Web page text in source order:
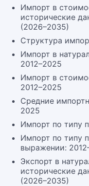
Импорт в
исторические
(2026–2035)
Структура
Импорт в
2012–2025
Импорт в
2012–2025
Средние
2025
Импорт по типу
Импорт по типу
выражении:
Экспорт в
исторические
(2026–2035)